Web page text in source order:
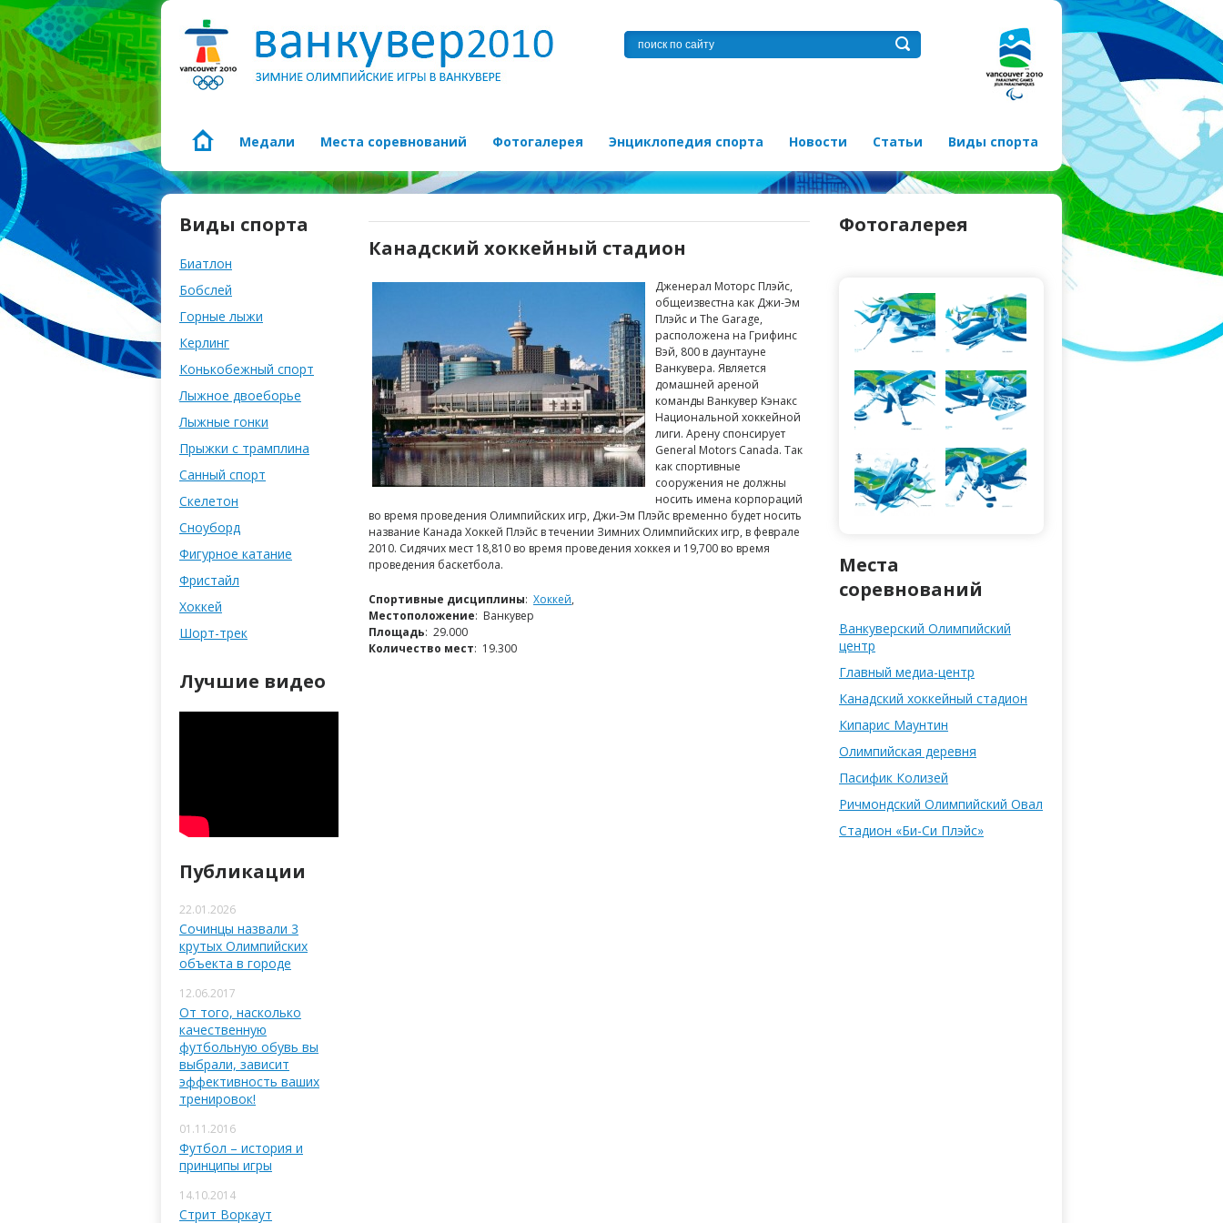
Медали Места соревнований Фотогалерея Энциклопедия спорта Новости Статьи Виды спорта
Виды спорта
Биатлон
Бобслей
Горные лыжи
Керлинг
Конькобежный спорт
Лыжное двоеборье
Лыжные гонки
Прыжки с трамплина
Санный спорт
Скелетон
Сноуборд
Фигурное катание
Фристайл
Хоккей
Шорт-трек
Лучшие видео
Публикации
22.01.2026
Сочинцы назвали 3
крутых Олимпийских
объекта в городе
12.06.2017
От того, насколько
качественную
футбольную обувь вы
выбрали, зависит
эффективность ваших
тренировок!
01.11.2016
Футбол – история и
принципы игры
14.10.2014
Стрит Воркаут
Канадский хоккейный стадион
Дженерал Моторс Плэйс,
общеизвестна как Джи-Эм
Плэйс и The Garage,
расположена на Грифинс
Вэй, 800 в даунтауне
Ванкувера. Является
домашней ареной
команды Ванкувер Кэнакс
Национальной хоккейной
лиги. Арену спонсирует
General Motors Canada. Так
как спортивные
сооружения не должны
носить имена корпораций
во время проведения Олимпийских игр, Джи-Эм Плэйс временно будет носить
название Канада Хоккей Плэйс в течении Зимних Олимпийских игр, в феврале
2010. Сидячих мест 18,810 во время проведения хоккея и 19,700 во время
проведения баскетбола.
Спортивные дисциплины: Хоккей,
Местоположение: Ванкувер
Площадь: 29.000
Количество мест: 19.300
Фотогалерея
Места
соревнований
Ванкуверский Олимпийский
центр
Главный медиа-центр
Канадский хоккейный стадион
Кипарис Маунтин
Олимпийская деревня
Паcифик Колизей
Ричмондский Олимпийский Овал
Стадион «Би-Си Плэйс»